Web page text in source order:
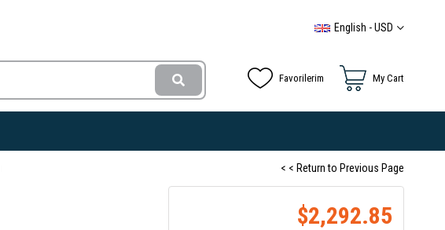
English - USD
My Cart
Favorilerim
< < Return to Previous Page
$2,292.85